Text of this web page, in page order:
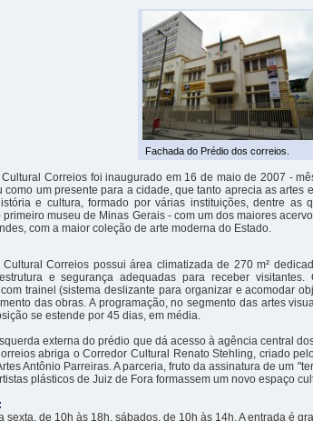
Fachada do Prédio dos correios.
Cultural Correios foi inaugurado em 16 de maio de 2007 -
como um presente para a cidade, que tanto aprecia as artes
e cultura, formado por várias instituições, dentre as
primeiro museu de Minas Gerais - com um dos maiores
com a maior coleção de arte moderna do Estado.
Cultural Correios possui área climatizada de 270 m²
e segurança adequadas para receber
trainel (sistema deslizante para organizar e acomodar
das obras. A programação, no segmento das artes
se estende por 45 dias, em média.
externa do prédio que dá acesso à agência central
abriga o Corredor Cultural Renato Stehling, criado
Antônio Parreiras. A parceria, fruto da assinatura de um
plásticos de Juiz de Fora formassem um novo espaço
sexta, de 10h às 18h, sábados, de 10h às 14h. A entrada é